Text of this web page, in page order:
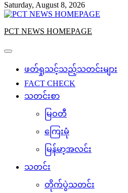
Saturday, August 8, 2026
PCT NEWS HOMEPAGE
ဖတ်ရှုသင့်သည့်သတင်းများ
FACT CHECK
သတင်းစာ
မြဝတီ
ကြေးမုံ
မြန်မာ့အလင်း
သတင်း
တိုက်ပွဲသတင်း